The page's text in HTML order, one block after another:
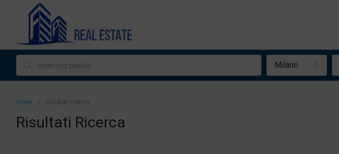
Milano
Home Risultati ricerca
Risultati Ricerca